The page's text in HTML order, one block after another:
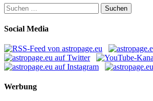
Suchen
nach:
Social Media
Werbung